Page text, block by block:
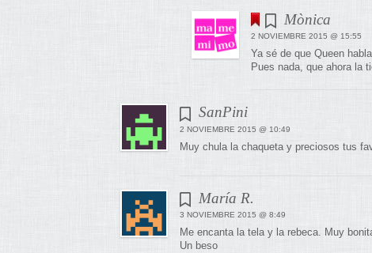
Mònica
2 NOVIEMBRE 2015 @ 15:55
Ya sé de que Queen
Pues nada, que ahora la
SanPini
2 NOVIEMBRE 2015 @ 10:49
Muy chula la chaqueta y preciosos tus
María R.
3 NOVIEMBRE 2015 @ 8:49
Me encanta la tela y la rebeca. Muy
Un beso